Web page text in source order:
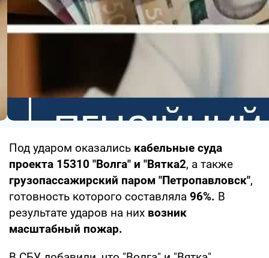
Под ударом оказались кабельные суда
проекта 15310 "Волга" и "Вятка2, а также
грузопассажирский паром "Петропавловск",
готовность которого составляла 96%. В
результате ударов на них возник
масштабный пожар.